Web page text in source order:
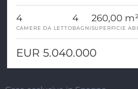
4
CAMERE DA LETTO
4
BAGNI
260,00 m²
SUPERFICIE
EUR 5.040.000